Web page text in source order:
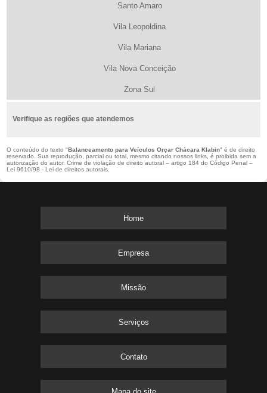
Santo Amaro
Vila Leopoldina
Vila Mariana
Vila Nova Conceição
Zona Sul
Verifique as regiões que atendemos
O conteúdo do texto "Balanceamento para Veículos Orçar Chácara Klabin" é de direito
reservado. Sua reprodução, parcial ou total, mesmo citando nossos links, é proibida sem a
autorização do autor. Crime de violação de direito autoral – artigo 184 do Código Penal –
Lei 9610/98 - Lei de direitos autorais
Home
Empresa
Missão
Serviços
Contato